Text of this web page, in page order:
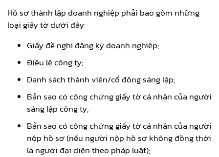
Hồ sơ thành lập doanh nghiệp phải bao gồm những
loại giấy tờ dưới đây:
Giấy đề nghị đăng ký doanh nghiệp;
Điều lệ công ty;
Danh sách thành viên/cổ đông sáng lập;
Bản sao có công chứng giấy tờ cá nhân của người
sáng lập công ty;
Bản sao có công chứng giấy tờ cá nhân của người
nộp hồ sơ (nếu người nộp hồ sơ không đồng thời
là người đại diện theo pháp luật);